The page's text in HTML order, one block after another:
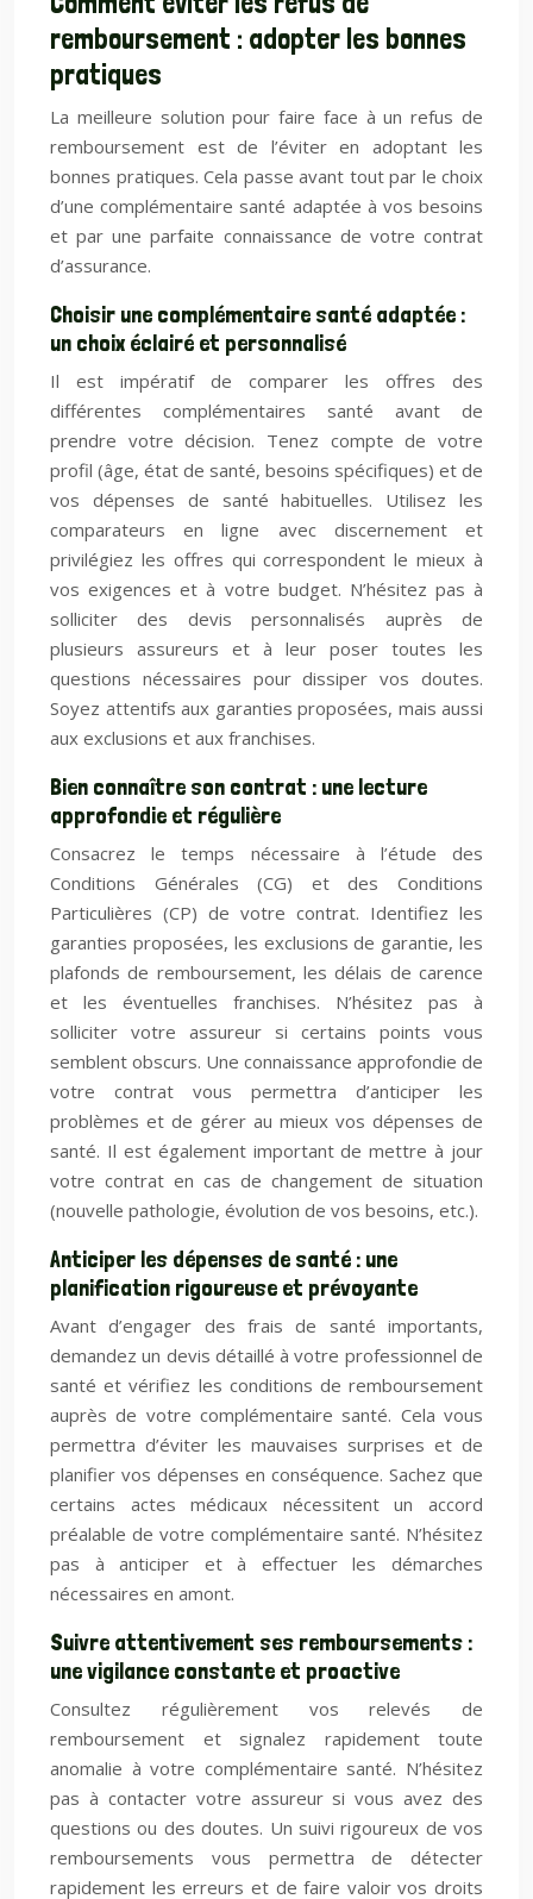
remboursement : adopter les bonnes
pratiques
La meilleure solution pour faire face à un refus de
remboursement est de l’éviter en adoptant les
bonnes pratiques. Cela passe avant tout par le choix
d’une complémentaire santé adaptée à vos besoins
et par une parfaite connaissance de votre contrat
d’assurance.
Choisir une complémentaire santé adaptée :
un choix éclairé et personnalisé
Il est impératif de comparer les offres des
différentes complémentaires santé avant de
prendre votre décision. Tenez compte de votre
profil (âge, état de santé, besoins spécifiques) et de
vos dépenses de santé habituelles. Utilisez les
comparateurs en ligne avec discernement et
privilégiez les offres qui correspondent le mieux à
vos exigences et à votre budget. N’hésitez pas à
solliciter des devis personnalisés auprès de
plusieurs assureurs et à leur poser toutes les
questions nécessaires pour dissiper vos doutes.
Soyez attentifs aux garanties proposées, mais aussi
aux exclusions et aux franchises.
Bien connaître son contrat : une lecture
approfondie et régulière
Consacrez le temps nécessaire à l’étude des
Conditions Générales (CG) et des Conditions
Particulières (CP) de votre contrat. Identifiez les
garanties proposées, les exclusions de garantie, les
plafonds de remboursement, les délais de carence
et les éventuelles franchises. N’hésitez pas à
solliciter votre assureur si certains points vous
semblent obscurs. Une connaissance approfondie de
votre contrat vous permettra d’anticiper les
problèmes et de gérer au mieux vos dépenses de
santé. Il est également important de mettre à jour
votre contrat en cas de changement de situation
(nouvelle pathologie, évolution de vos besoins, etc.).
Anticiper les dépenses de santé : une
planification rigoureuse et prévoyante
Avant d’engager des frais de santé importants,
demandez un devis détaillé à votre professionnel de
santé et vérifiez les conditions de remboursement
auprès de votre complémentaire santé. Cela vous
permettra d’éviter les mauvaises surprises et de
planifier vos dépenses en conséquence. Sachez que
certains actes médicaux nécessitent un accord
préalable de votre complémentaire santé. N’hésitez
pas à anticiper et à effectuer les démarches
nécessaires en amont.
Suivre attentivement ses remboursements :
une vigilance constante et proactive
Consultez régulièrement vos relevés de
remboursement et signalez rapidement toute
anomalie à votre complémentaire santé. N’hésitez
pas à contacter votre assureur si vous avez des
questions ou des doutes. Un suivi rigoureux de vos
remboursements vous permettra de détecter
rapidement les erreurs et de faire valoir vos droits